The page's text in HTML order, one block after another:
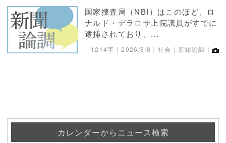
国家捜査局（NBI）はこのほど、ロ
ナルド・デラロサ上院議員がすでに
逮捕されており、...
1214字｜2026/8/8 ｜社会｜新聞論調｜
カレンダーからニュース検索